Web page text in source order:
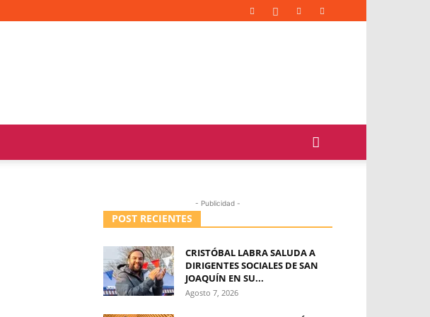
- Publicidad -
POST RECIENTES
CRISTÓBAL LABRA SALUDA A
DIRIGENTES SOCIALES DE SAN
JOAQUÍN EN SU...
Agosto 7, 2026